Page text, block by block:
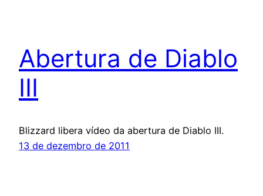
Abertura de Diablo
III
Blizzard libera vídeo da abertura de Diablo III.
13 de dezembro de 2011